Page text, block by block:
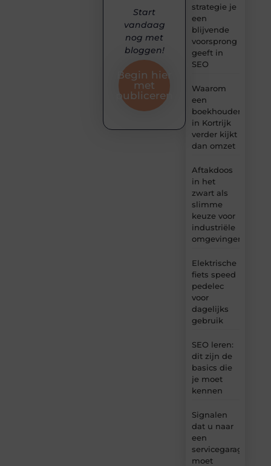
strategie je
een
blijvende
voorsprong
geeft in
SEO
Waarom
een
boekhouder
in Kortrijk
verder kijkt
dan omzet
Aftakdoos
in het
zwart als
slimme
keuze voor
industriële
omgevingen
Elektrische
fiets speed
pedelec
voor
dagelijks
gebruik
SEO leren:
dit zijn de
basics die
je moet
kennen
Signalen
dat u naar
een
servicegarage
moet
Start
vandaag
nog met
bloggen!
Begin hier
met
publiceren